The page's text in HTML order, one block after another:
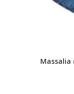
Massalia